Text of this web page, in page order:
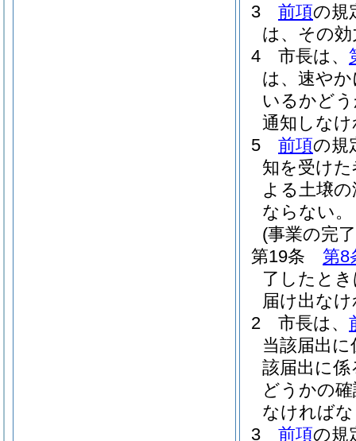
3
前項の規
は、その
4
市長は、
は、速や
いるかど
通知しな
5
前項の規
知を受け
よる土壌
ならない。
(事業の完
第19条
第8
了したと
届け出な
2
市長は、
当該届出
該届出に
どうかの
なければ
3
前項の規